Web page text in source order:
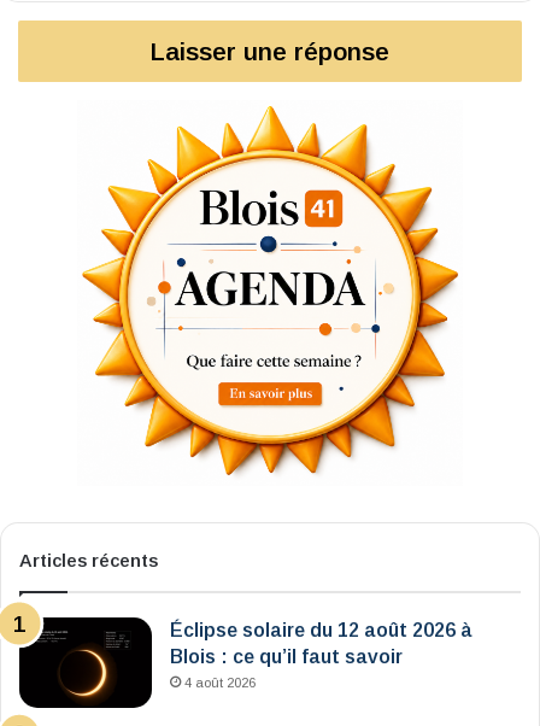
Laisser une réponse
Articles récents
Éclipse solaire du 12 août 2026 à
Blois : ce qu’il faut savoir
4 août 2026